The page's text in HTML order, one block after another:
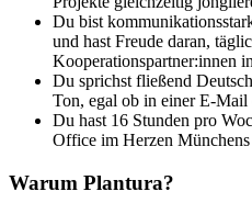
Du bist
und hast Freude daran,
Kooperationspartner:innen
Du sprichst fließend
Ton, egal ob in einer E-Mail
Du hast 16 Stunden pro
Office im Herzen Münchens
Warum Plantura?